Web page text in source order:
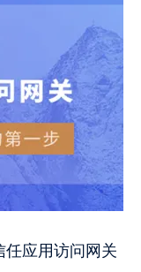
应用访问网关